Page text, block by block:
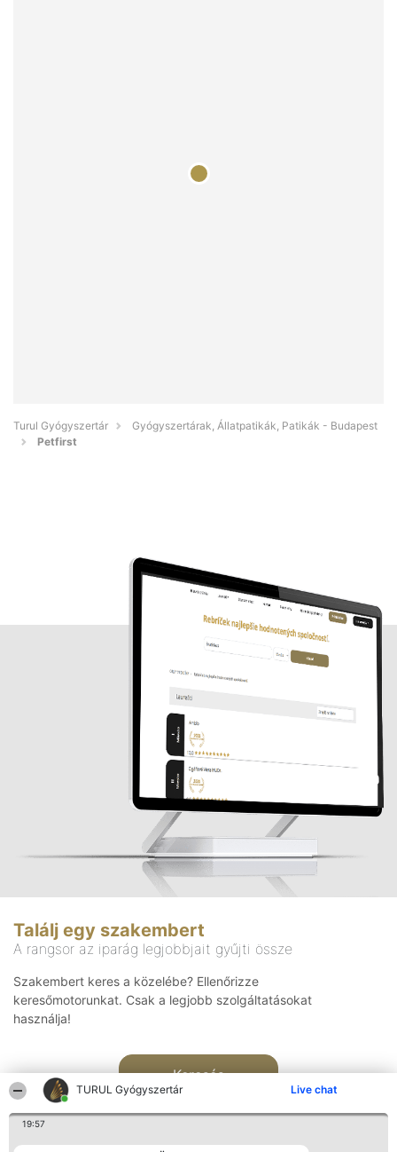
TURUL Gyógyszertár Live chat
19:57
Turul Gyógyszertár
Gyógyszertárak, Állatpatikák, Patikák - Budapest
Petfirst
Találj egy szakembert
A rangsor az iparág legjobbjait gyűjti össze
Szakembert keres a közelébe? Ellenőrizze
keresőmotorunkat. Csak a legjobb szolgáltatásokat
használja!
Keresés